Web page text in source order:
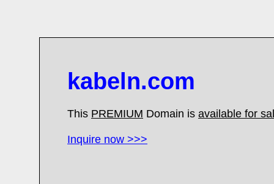
kabeln.com
This PREMIUM Domain is available for
Inquire now >>>